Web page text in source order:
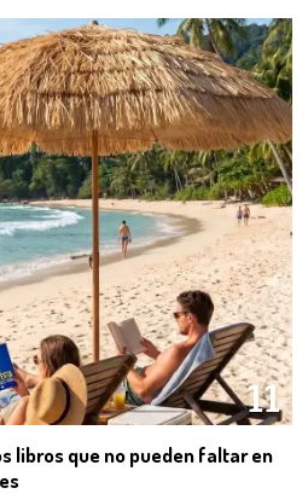
11
libros que no pueden faltar en